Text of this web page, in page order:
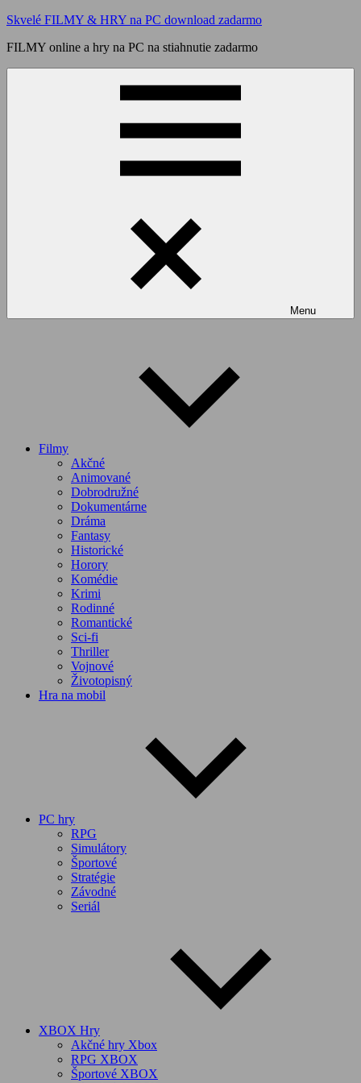
Skip
content
Skvelé FILMY & HRY na PC download zadarmo
FILMY online a hry na PC na stiahnutie zadarmo
Menu
Filmy
Akčné
Animované
Dobrodružné
Dokumentárne
Dráma
Fantasy
Historické
Horory
Komédie
Krimi
Rodinné
Romantické
Sci-fi
Thriller
Vojnové
Životopisný
Hra na mobil
PC hry
RPG
Simulátory
Športové
Stratégie
Závodné
Seriál
XBOX Hry
Akčné hry Xbox
RPG XBOX
Športové XBOX